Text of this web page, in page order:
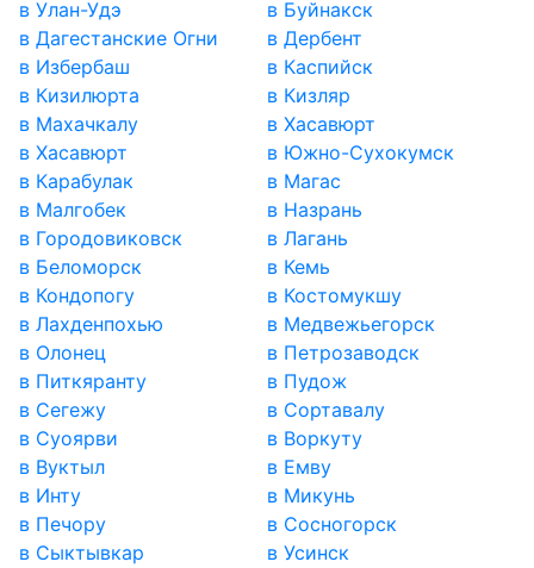
в Улан-Удэ
в Буйнакск
в Дагестанские Огни
в Дербент
в Избербаш
в Каспийск
в Кизилюрта
в Кизляр
в Махачкалу
в Хасавюрт
в Хасавюрт
в Южно-Сухокумск
в Карабулак
в Магас
в Малгобек
в Назрань
в Городовиковск
в Лагань
в Беломорск
в Кемь
в Кондопогу
в Костомукшу
в Лахденпохью
в Медвежьегорск
в Олонец
в Петрозаводск
в Питкяранту
в Пудож
в Сегежу
в Сортавалу
в Суоярви
в Воркуту
в Вуктыл
в Емву
в Инту
в Микунь
в Печору
в Сосногорск
в Сыктывкар
в Усинск